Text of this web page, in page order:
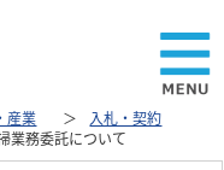
産業
入札・契約
業務委託について